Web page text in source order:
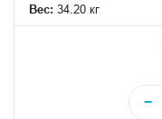
Вес: 34.20 кг
−